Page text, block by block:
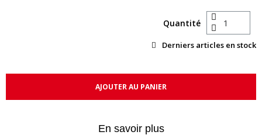
Quantité
Derniers articles en stock
AJOUTER AU PANIER
En savoir plus